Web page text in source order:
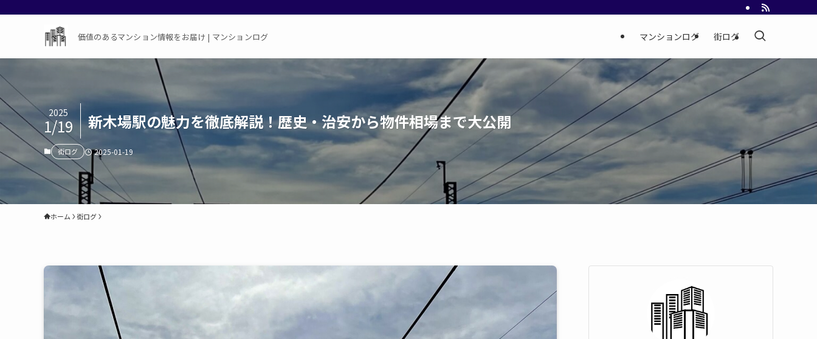
価値のあるマンション情報をお届け | マンションログ マンションログ 街ログ
新木場駅の魅力を徹底解説！歴史・治安から物件相場まで大公開
2025
1/19
街ログ 2025-01-19
ホーム 街ログ